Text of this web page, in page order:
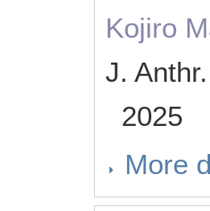
Kojiro
J.
2025
More